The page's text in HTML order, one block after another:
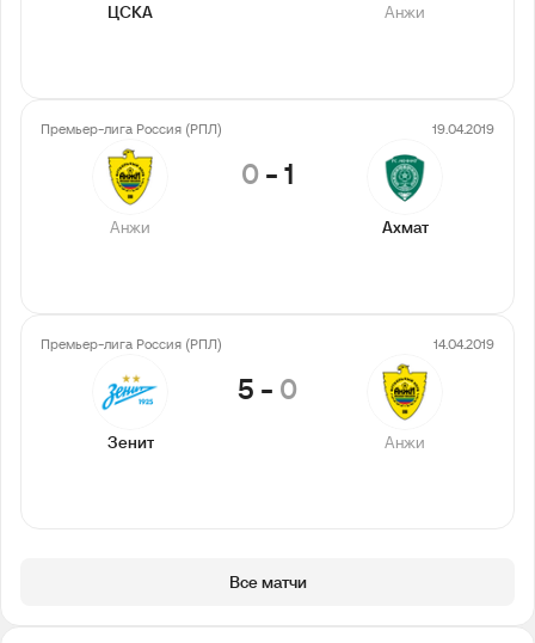
ЦСКА Анжи
Премьер-лига Россия (РПЛ) 19.04.2019
Анжи
0-1
Ахмат
Премьер-лига Россия (РПЛ) 14.04.2019
Зенит
5 - 0
Анжи
Все матчи